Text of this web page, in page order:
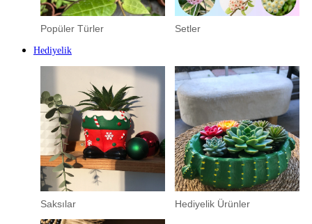
Popüler Türler Setler
Hediyelik
Saksılar Hediyelik Ürünler